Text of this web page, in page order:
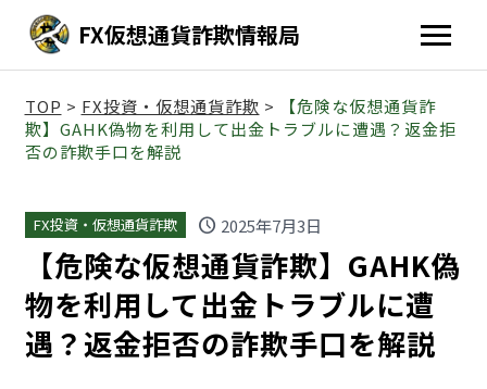
FX仮想通貨詐欺情報局
TOP > FX投資・仮想通貨詐欺 >
【危険な仮想通貨詐
欺】GAHK偽物を利用して出金トラブルに遭遇？返金拒
否の詐欺手口を解説
FX投資・仮想通貨詐欺 schedule 2025年7月3日
【危険な仮想通貨詐欺】GAHK偽
物を利用して出金トラブルに遭
遇？返金拒否の詐欺手口を解説